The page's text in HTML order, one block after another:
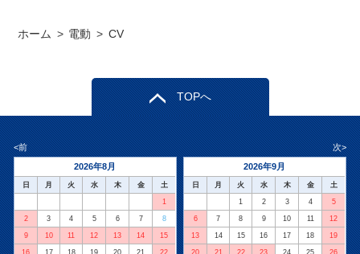
ホーム > 電動 > CV
TOPへ
<前
次>
2026年8月
日 月 火 水 木 金 土
1
2 3 4 5 6 7 8
9 10 11 12 13 14 15
2026年9月
日 月 火 水 木 金 土
1 2 3 4 5
6 7 8 9 10 11 12
13 14 15 16 17 18 19